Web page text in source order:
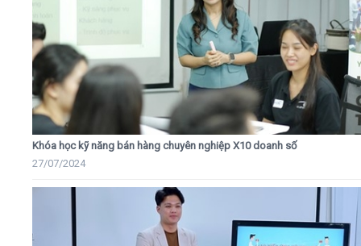
Khóa học kỹ năng bán hàng chuyên nghiệp X10 doanh số
27/07/2024